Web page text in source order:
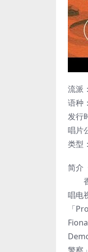
流派
语种
发行
唱片
类型
简介 ·
香
唱电
「